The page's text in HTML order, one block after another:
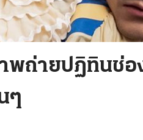
พถ่ายปฏิทินช่
ๆ